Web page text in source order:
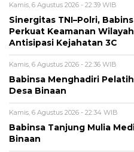
Kamis, 6 Agustus 2026 - 22:39 WIB
Sinergitas TNI–Polri,
Perkuat Keamanan
Antisipasi Kejahatan 3C
Kamis, 6 Agustus 2026 - 22:36 WIB
Babinsa Menghadiri
Desa Binaan
Kamis, 6 Agustus 2026 - 22:34 WIB
Babinsa Tanjung Mulia
Binaan